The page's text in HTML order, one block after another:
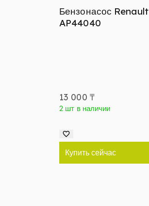
Бензонасос Renault
AP44040
13 000 ₸
2 шт в наличии
Купить сейчас